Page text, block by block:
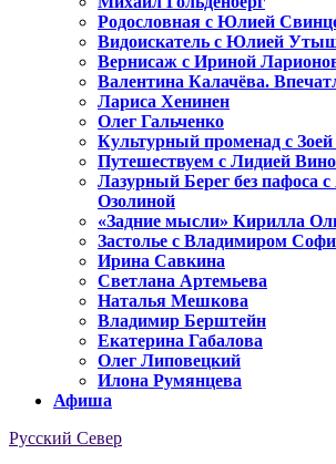
Родословная с Юлией
Видоискатель с Юлией
Вернисаж с Ириной
Валентина Калачёва.
Лариса Хенинен
Олег Гальченко
Культурный променад с
Путешествуем с Лидией
Лазурный Берег без пафоса
Озолиной
«Задние мысли» Кирилла
Застолье с Владимиром
Ирина Савкина
Светлана Артемьева
Наталья Мешкова
Владимир Берштейн
Екатерина Габалова
Олег Липовецкий
Илона Румянцева
Афиша
Русский Север